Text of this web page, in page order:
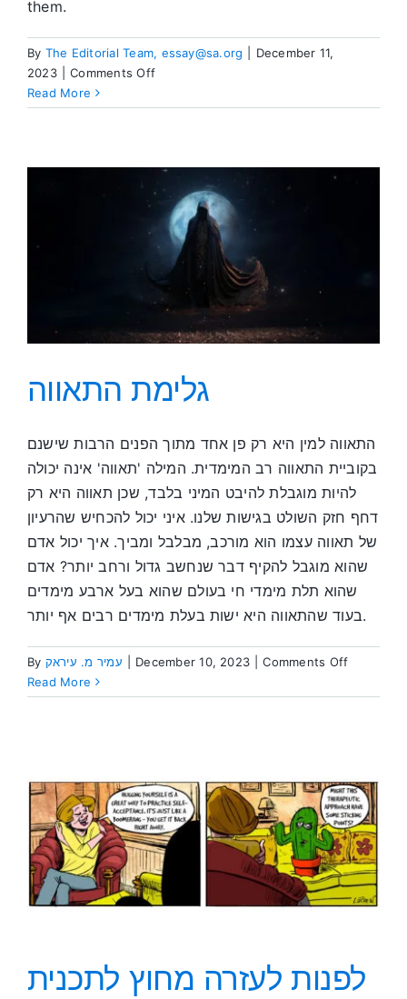
them.
By The Editorial Team, essay@sa.org
December 11,
2023
Comments Offon
Corner
Read More
גלימת התאווה
התאווה למין היא רק פן אחד מתוך הפנים הרבות שישנם
בקוביית התאווה רב המימדית. המילה 'תאווה' אינה יכולה
להיות מוגבלת להיבט המיני בלבד, שכן תאווה היא רק
דחף חזק השולט בגישות שלנו. איני יכול להכחיש שהרעיון
של תאווה עצמו הוא מורכב, מבלבל ומביך. איך יכול אדם
שהוא מוגבל להקיף דבר שנחשב גדול ורחב יותר? אדם
שהוא תלת מימדי חי בעולם שהוא בעל ארבע מימדים
בעוד שהתאווה היא ישות בעלת מימדים רבים אף יותר.
By עמיר מ. עיראק December 10, 2023 Comments Offon
התאווה
Read More
לפנות לעזרה מחוץ לתכנית